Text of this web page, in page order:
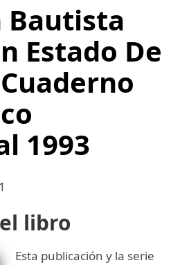
Bautista
Estado De
1993
libro
Esta publicación y la serie